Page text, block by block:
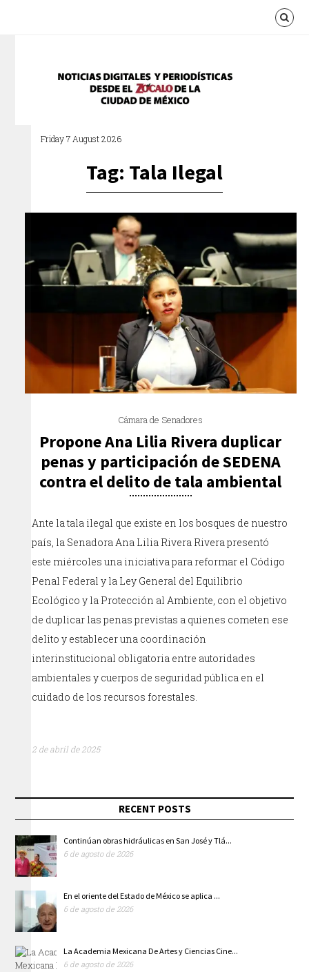
Friday 7 August 2026
Tag: Tala Ilegal
Cámara de Senadores
Propone Ana Lilia Rivera duplicar
penas y participación de SEDENA
contra el delito de tala ambiental
Ante la tala ilegal que existe en los bosques de nuestro
país, la Senadora Ana Lilia Rivera Rivera presentó
este miércoles una iniciativa para reformar el Código
Penal Federal y la Ley General del Equilibrio
Ecológico y la Protección al Ambiente, con el objetivo
de duplicar las penas previstas a quienes cometen ese
delito y establecer una coordinación
interinstitucional obligatoria entre autoridades
ambientales y cuerpos de seguridad pública en el
cuidado de los recursos forestales.
2 de abril de 2025
RECENT POSTS
Continúan obras hidráulicas en San José y Tlá...
6 de agosto de 2026
En el oriente del Estado de México se aplica ...
6 de agosto de 2026
La Academia Mexicana De Artes y Ciencias Cine...
6 de agosto de 2026